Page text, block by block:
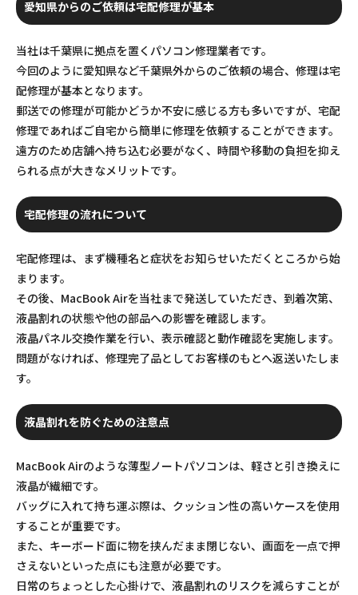
愛知県からのご依頼は宅配修理が基本
当社は千葉県に拠点を置くパソコン修理業者です。
今回のように愛知県など千葉県外からのご依頼の場合、修理は宅
配修理が基本となります。
郵送での修理が可能かどうか不安に感じる方も多いですが、宅配
修理であればご自宅から簡単に修理を依頼することができます。
遠方のため店舗へ持ち込む必要がなく、時間や移動の負担を抑え
られる点が大きなメリットです。
宅配修理の流れについて
宅配修理は、まず機種名と症状をお知らせいただくところから始
まります。
その後、MacBook Airを当社まで発送していただき、到着次第、
液晶割れの状態や他の部品への影響を確認します。
液晶パネル交換作業を行い、表示確認と動作確認を実施します。
問題がなければ、修理完了品としてお客様のもとへ返送いたしま
す。
液晶割れを防ぐための注意点
MacBook Airのような薄型ノートパソコンは、軽さと引き換えに
液晶が繊細です。
バッグに入れて持ち運ぶ際は、クッション性の高いケースを使用
することが重要です。
また、キーボード面に物を挟んだまま閉じない、画面を一点で押
さえないといった点にも注意が必要です。
日常のちょっとした心掛けで、液晶割れのリスクを減らすことが